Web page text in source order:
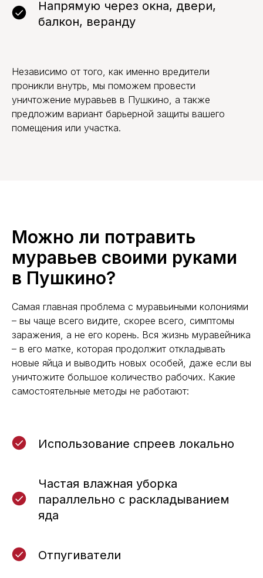
Напрямую через окна, двери,
балкон, веранду
Независимо от того, как именно вредители
проникли внутрь, мы поможем провести
уничтожение муравьев в Пушкино, а также
предложим вариант барьерной защиты вашего
помещения или участка.
Можно ли потравить
муравьев своими руками
в Пушкино?
Самая главная проблема с муравьиными колониями
– вы чаще всего видите, скорее всего, симптомы
заражения, а не его корень. Вся жизнь муравейника
– в его матке, которая продолжит откладывать
новые яйца и выводить новых особей, даже если вы
уничтожите большое количество рабочих. Какие
самостоятельные методы не работают:
Использование спреев локально
Частая влажная уборка
параллельно с раскладыванием
яда
Отпугиватели